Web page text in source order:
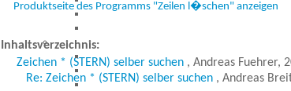
Produktseite des Programms "Zeilen l�schen" anzeigen
Inhaltsverzeichnis:
Zeichen * (STERN) selber suchen , Andreas Fuehrer,
Re: Zeichen * (STERN) selber suchen , Andreas